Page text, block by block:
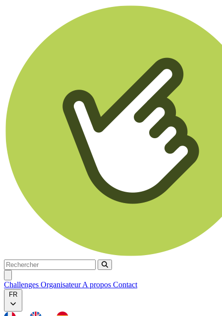
Rechercher
Rechercher
Challenges OrganisateurA propos Contact
FR